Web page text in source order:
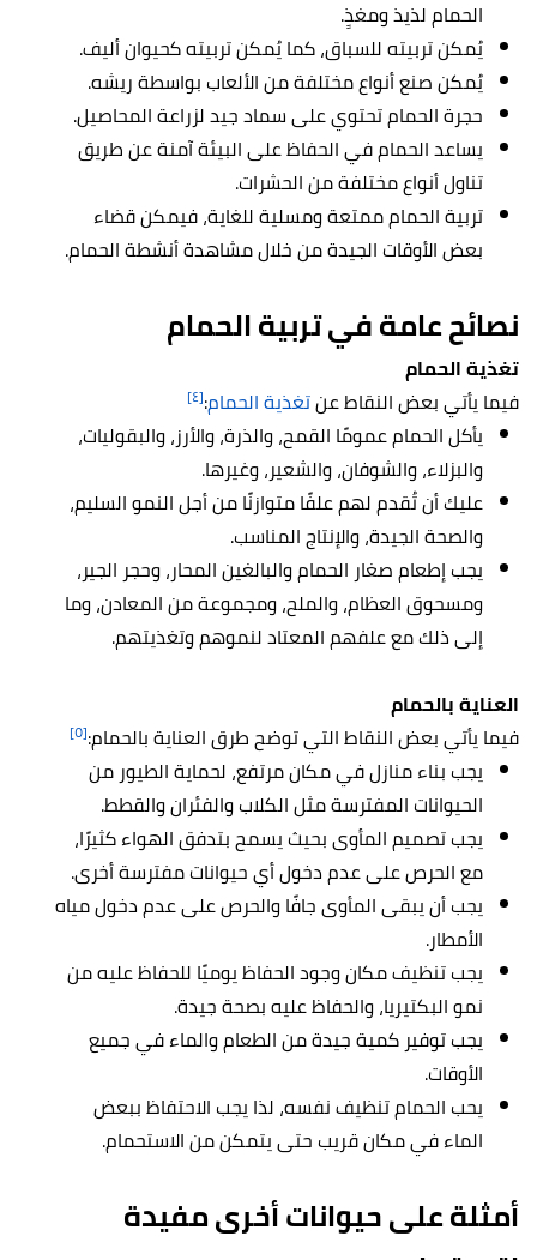
الحمام لذيذ ومغذٍ.
يُمكن تربيته للسباق، كما يُمكن تربيته كحيوان أليف.
يُمكن صنع أنواع مختلفة من الألعاب بواسطة ريشه.
حجرة الحمام تحتوي على سماد جيد لزراعة المحاصيل.
يساعد الحمام في الحفاظ على البيئة آمنة عن طريق
تناول أنواع مختلفة من الحشرات.
تربية الحمام ممتعة ومسلية للغاية، فيمكن قضاء
بعض الأوقات الجيدة من خلال مشاهدة أنشطة الحمام.
نصائح عامة في تربية الحمام
تغذية الحمام
فيما يأتي بعض النقاط عنتغذية الحمام:[٤]
يأكل الحمام عمومًا القمح، والذرة، والأرز، والبقوليات،
والبزلاء، والشوفان، والشعير، وغيرها.
عليك أن تُقدم لهم علفًا متوازنًا من أجل النمو السليم،
والصحة الجيدة، والإنتاج المناسب.
يجب إطعام صغار الحمام والبالغين المحار، وحجر الجير،
ومسحوق العظام، والملح، ومجموعة من المعادن، وما
إلى ذلك مع علفهم المعتاد لنموهم وتغذيتهم.
العناية بالحمام
فيما يأتي بعض النقاط التي توضح طرق العناية بالحمام:[٥]
يجب بناء منازل في مكان مرتفع، لحماية الطيور من
الحيوانات المفترسة مثل الكلاب والفئران والقطط.
يجب تصميم المأوى بحيث يسمح بتدفق الهواء كثيرًا،
مع الحرص على عدم دخول أي حيوانات مفترسة أخرى.
يجب أن يبقى المأوى جافًا والحرص على عدم دخول مياه
الأمطار.
يجب تنظيف مكان وجود الحفاظ يوميًا للحفاظ عليه من
نمو البكتيريا، والحفاظ عليه بصحة جيدة.
يجب توفير كمية جيدة من الطعام والماء في جميع
الأوقات.
يحب الحمام تنظيف نفسه، لذا يجب الاحتفاظ ببعض
الماء في مكان قريب حتى يتمكن من الاستحمام.
أمثلة على حيوانات أخرى مفيدة